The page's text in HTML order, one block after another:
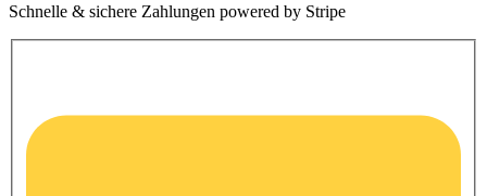
Schnelle & sichere Zahlungen powered by Stripe